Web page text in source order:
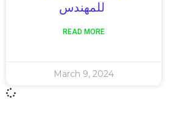
READ MORE
March 9, 2024